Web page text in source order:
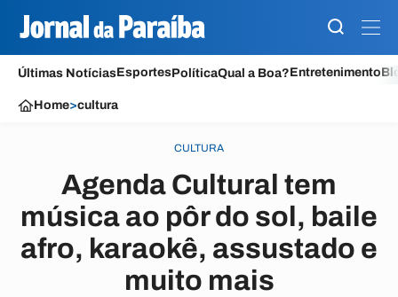
Últimas NotíciasEsportesPolíticaQual a Boa?Entretenimento
Home>cultura
CULTURA
Agenda Cultural tem
música ao pôr do sol, baile
afro, karaokê, assustado e
muito mais